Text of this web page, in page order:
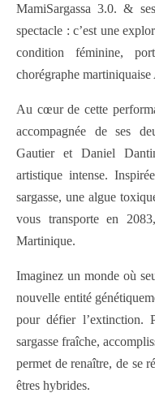
MamiSargassa 3.0. &
spectacle : c’est une
condition féminine,
chorégraphe
Au cœur de cette
accompagnée de ses
Gautier et Daniel
artistique intense.
sargasse, une algue
vous transporte en
Martinique.
Imaginez un monde où
nouvelle entité
pour défier l’extinction.
sargasse fraîche,
permet de renaître, de se
êtres hybrides.